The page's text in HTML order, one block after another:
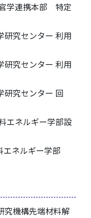
学連携本部 特定
研究センター 利用
研究センター 利用
研究センター 回
エネルギー学部設
ネルギー学部
究機構先端材料解